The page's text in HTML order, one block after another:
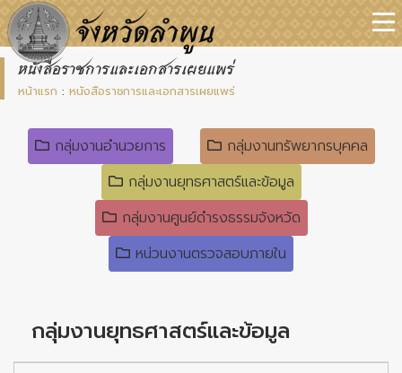
หนังสือราชการและเอกสารเผยแพร่
หน้าแรก : หนังสือราชการและเอกสารเผยแพร่
กลุ่มงานอำนวยการ
กลุ่มงานทรัพยากรบุคคล
กลุ่มงานยุทธศาสตร์และข้อมูล
กลุ่มงานศูนย์ดำรงธรรมจังหวัด
หน่วนงานตรวจสอบภายใน
กลุ่มงานยุทธศาสตร์และข้อมูล